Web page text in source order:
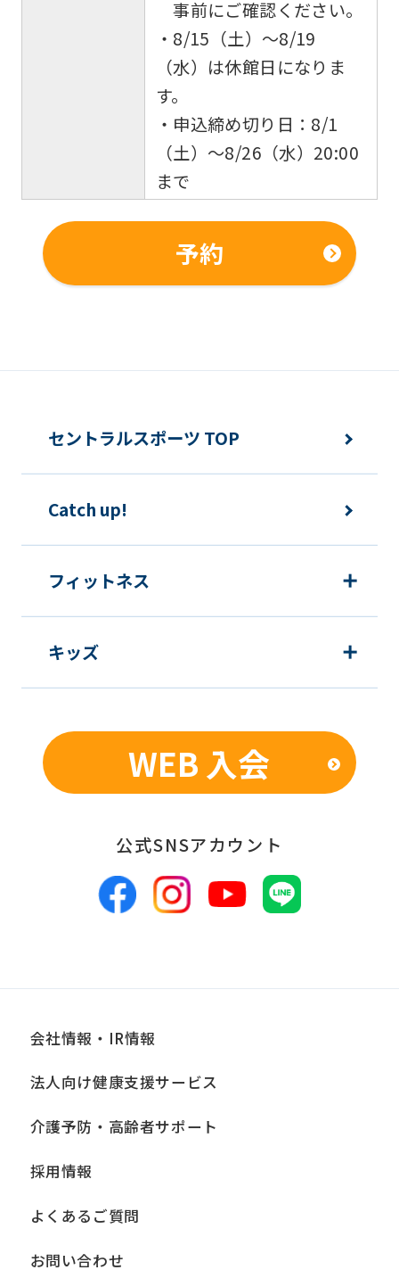
事前にご確認ください。
・8/15（土）～8/19
（水）は休館日になりま
す。
・申込締め切り日：8/1
（土）～8/26（水）20:00
まで
予約
セントラルスポーツ TOP
Catch up!
フィットネス
キッズ
WEB 入会
公式SNSアカウント
会社情報・IR情報
法人向け健康支援サービス
介護予防・高齢者サポート
採用情報
よくあるご質問
お問い合わせ